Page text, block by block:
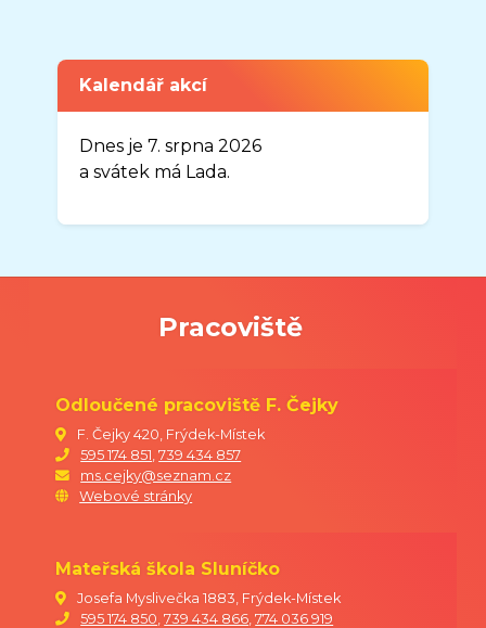
Zveřejněno: 7.4.2026
Uzavření organizace MŠ Sluníčko v
době od 3.8.2026-31.8.2026
oznamuji Vám, že organizace MŠ
zahájen v úterý 01. 09. 2026.
Bc. Gabriela Říhová
ředitelka MŠ
Kalendář akcí
Dnes je 7. srpna 2026
a svátek má Lada.
Pracoviště
Odloučené pracoviště F. Čejky
F. Čejky 420, Frýdek-Místek
595 174 851 ,739 434 857
ms.cejky@seznam.cz
Webové stránky
Mateřská škola Sluníčko
Josefa Myslivečka 1883, Frýdek-Místek
595 174 850 ,739 434 866 ,774 036 919